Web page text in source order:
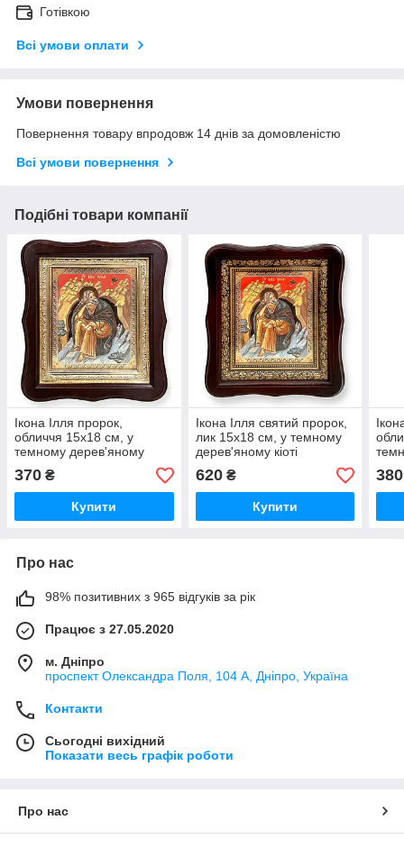
Готівкою
Всі умови оплати
Умови повернення
Повернення товару впродовж 14 днів за домовленістю
Всі умови повернення
Подібні товари компанії
Ікона Ілля пророк,
обличчя 15х18 см, у
темному дерев'яному
кіоті, тип 2, 11773
370 ₴
Купити
Ікона Ілля святий пророк,
лик 15х18 см, у темному
дерев'яному кіоті
620₴
Купити
з
380
Про нас
98% позитивних з 965 відгуків за рік
Працює з 27.05.2020
м. Дніпро
проспект Олександра Поля, 104 А, Дніпро, Україна
Контакти
Сьогодні вихідний
Показати весь графік роботи
Про нас